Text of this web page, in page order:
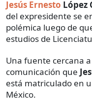
Jesús Ernesto López
del expresidente se
polémica luego de
estudios de
Una fuente cercana
comunicación que
está matriculado en
México.